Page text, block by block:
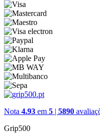
Nota 4.93 em 5 | 5890
Grip500